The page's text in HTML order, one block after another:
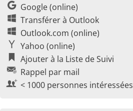
Google (online)
Transférer à Outlook
Outlook.com (online)
Yahoo (online)
Ajouter à la Liste de Suivi
Rappel par mail
< 1000 personnes intéressées